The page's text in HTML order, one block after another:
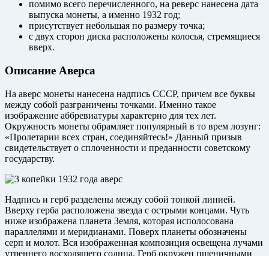
помимо всего перечисленного, на реверс нанесена дата
выпуска монеты, а именно 1932 год;
присутствует небольшая по размеру точка;
с двух сторон диска расположены колосья, стремящиеся
вверх.
Описание Аверса
На аверс монеты нанесена надпись СССР, причем все буквы
между собой разграничены точками. Именно такое
изображение аббревиатуры характерно для тех лет.
Окружность монеты обрамляет популярный в то врем лозунг:
«Пролетарии всех стран, соединяйтесь!» Данный призыв
свидетельствует о сплоченности и преданности советскому
государству.
Надпись и герб разделены между собой тонкой линией.
Вверху герба расположена звезда с острыми концами. Чуть
ниже изображена планета Земля, которая исполосована
параллелями и меридианами. Поверх планеты обозначены
серп и молот. Вся изображенная композиция освещена лучами
утреннего восходящего солнца. Герб окружен пшеничными